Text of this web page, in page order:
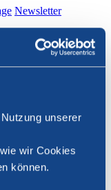
unserer
wir Cookies
können.
Newsletter